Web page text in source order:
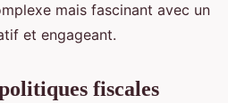
mais fascinant avec un
et engageant.
fiscales